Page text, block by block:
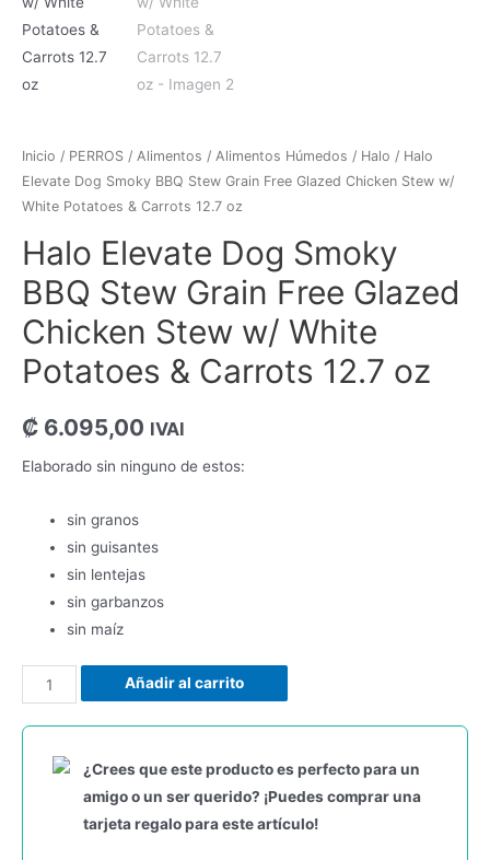
Inicio / PERROS / Alimentos / Alimentos Húmedos / Halo / Halo
Elevate Dog Smoky BBQ Stew Grain Free Glazed Chicken Stew w/
White Potatoes & Carrots 12.7 oz
Halo Elevate Dog Smoky
BBQ Stew Grain Free Glazed
Chicken Stew w/ White
Potatoes & Carrots 12.7 oz
₡ 6.095,00 IVAI
Elaborado sin ninguno de estos:
sin granos
sin guisantes
sin lentejas
sin garbanzos
sin maíz
Añadir al carrito
¿Crees que este producto es perfecto para un
amigo o un ser querido? ¡Puedes comprar una
tarjeta regalo para este artículo!